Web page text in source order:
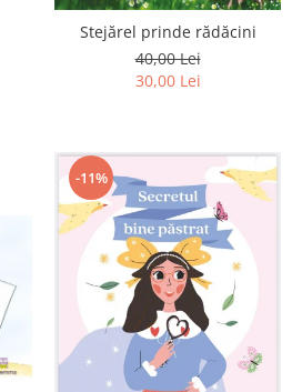
Stejărel prinde rădăcini
40,00 Lei
30,00 Lei
-11%